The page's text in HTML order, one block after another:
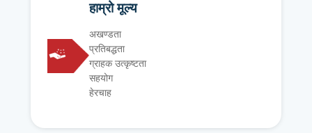
हाम्रो मूल्य
अखण्डता
प्रतिबद्धता
ग्राहक उत्कृष्टता
सहयोग
हेरचाह